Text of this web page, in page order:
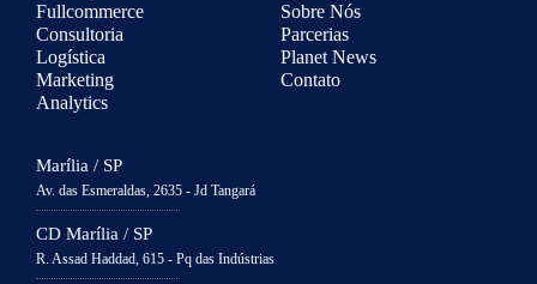
Fullcommerce
Consultoria
Logística
Marketing
Analytics
Sobre Nós
Parcerias
Planet News
Contato
Marília / SP
Av. das Esmeraldas, 2635 - Jd Tangará
CD Marília / SP
R. Assad Haddad, 615 - Pq das Indústrias